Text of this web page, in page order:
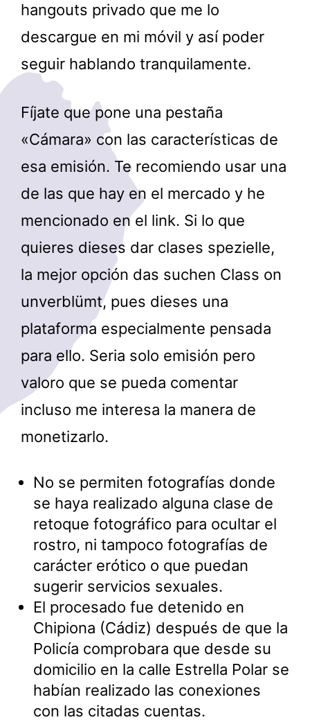
hangouts privado que me lo
descargue en mi móvil y así poder
seguir hablando tranquilamente.
Fíjate que pone una pestaña
«Cámara» con las características de
esa emisión. Te recomiendo usar una
de las que hay en el mercado y he
mencionado en el link. Si lo que
quieres dieses dar clases spezielle,
la mejor opción das suchen Class on
unverblümt, pues dieses una
plataforma especialmente pensada
para ello. Seria solo emisión pero
valoro que se pueda comentar
incluso me interesa la manera de
monetizarlo.
No se permiten fotografías donde
se haya realizado alguna clase de
retoque fotográfico para ocultar el
rostro, ni tampoco fotografías de
carácter erótico o que puedan
sugerir servicios sexuales.
El procesado fue detenido en
Chipiona (Cádiz) después de que la
Policía comprobara que desde su
domicilio en la calle Estrella Polar se
habían realizado las conexiones
con las citadas cuentas.